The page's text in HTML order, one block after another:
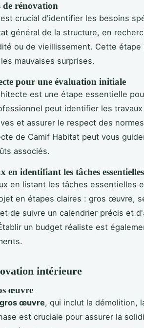
de rénovation
crucial d'identifier les besoins
général de la structure, en
ou de vieillissement. Cette
mauvaises surprises.
pour une évaluation initiale
est une étape essentielle
peut identifier les
et assurer le respect des
de Camif Habitat peut vous
associés.
identifiant les tâches
en listant les tâches essentielles
en étapes claires : gros œuvre,
de suivre un calendrier précis et
un budget réaliste est
intérieure
œuvre
gros œuvre, qui inclut la démolition,
est cruciale pour assurer la